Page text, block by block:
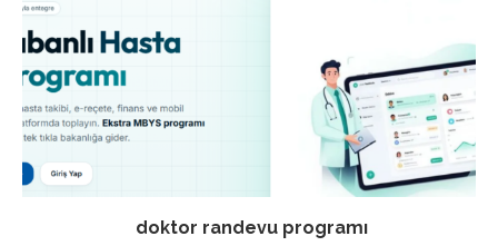
doktor randevu programı